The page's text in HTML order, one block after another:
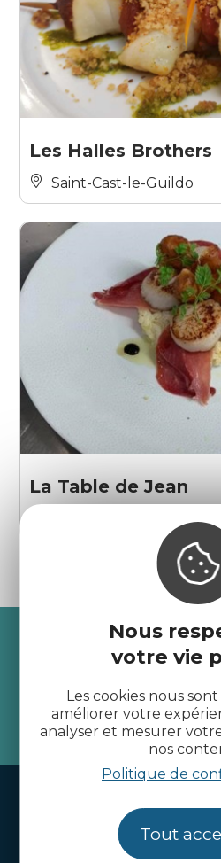
Nous
votre vie
Les cookies nous
améliorer votre
analyser et mesurer
nos
Politique de
Tout
Les Halles Brothers
Saint-Cast-le-Guildo
La Table de Jean
Saint-Cast-le-Guildo
Recevez
Côtes
je